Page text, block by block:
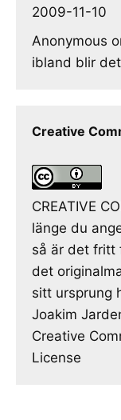
2009-11-10
Anonymous
ibland blir
Creative
CREATIVE
länge du
så är det fritt
det
sitt ursprung
Joakim
Creative
License